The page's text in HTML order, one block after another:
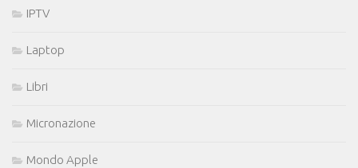
IPTV
Laptop
Libri
Micronazione
Mondo Apple